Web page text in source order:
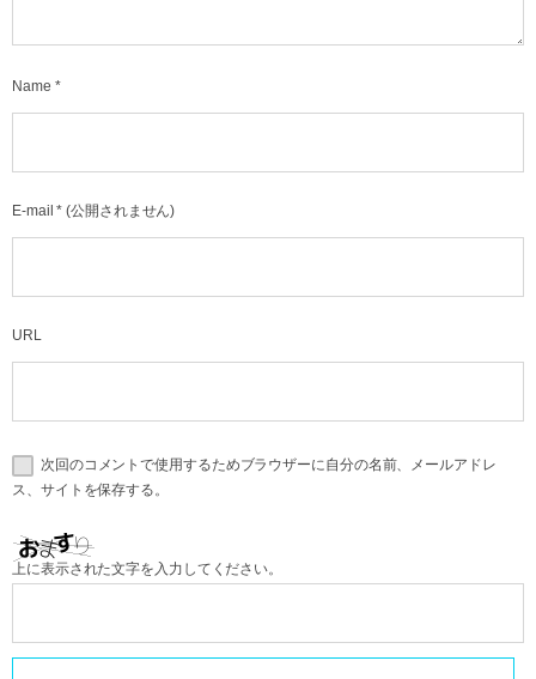
Name *
E-mail * (公開されません)
URL
次回のコメントで使用するためブラウザーに自分の名前、メールアドレ
ス、サイトを保存する。
上に表示された文字を入力してください。